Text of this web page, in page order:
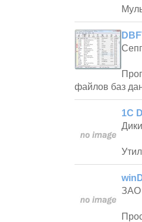
файлов баз
1C